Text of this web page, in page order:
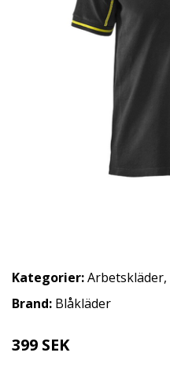
Kategorier:Arbetskläder,
Brand: Blåkläder
399 SEK